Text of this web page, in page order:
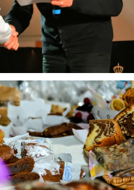
E. Balsio gimnazijos DI
Tačiau dirbtinis intelektas
šioje svetainėje pateiktą
pritrūks išmanumo - pateiksiu
kur galėsite pasiklausti
padėti?